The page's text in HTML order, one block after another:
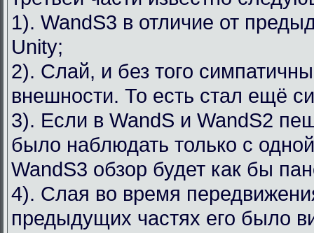
1). WandS3 в отличие от
Unity;
2). Слай, и без того
внешности. То есть стал ещё
3). Если в WandS и WandS2
было наблюдать только с
WandS3 обзор будет как бы
4). Слая во время
предыдущих частях его было